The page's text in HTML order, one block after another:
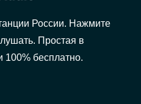
России. Нажмите
Простая в
100% бесплатно.